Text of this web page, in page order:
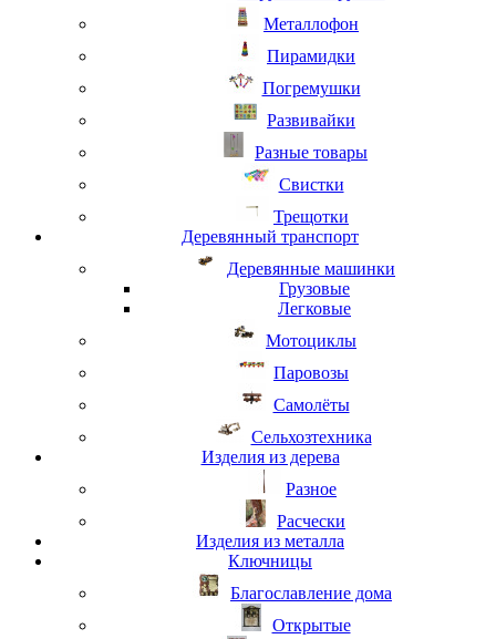
Металлофон
Пирамидки
Погремушки
Развивайки
Разные товары
Свистки
Трещотки
Деревянный транспорт
Деревянные машинки
Грузовые
Легковые
Мотоциклы
Паровозы
Самолёты
Сельхозтехника
Изделия из дерева
Разное
Расчески
Изделия из металла
Ключницы
Благославление дома
Открытые